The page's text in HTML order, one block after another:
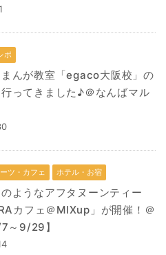
ポ
んが教室「egaco大阪校」の
ってきました♪＠なんばマル
ツ・カフェ ホテル・お宿
ようなアフタヌーンティー
カフェ＠MIXup」が開催！＠
～9/29】